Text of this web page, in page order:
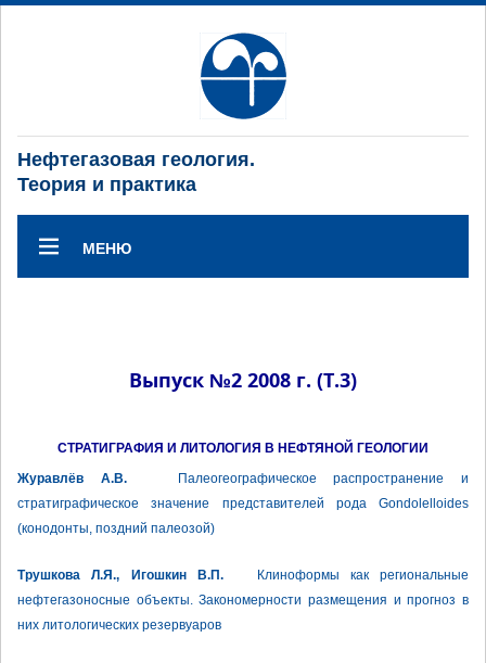
Нефтегазовая геология.
Теория и практика
МЕНЮ
Выпуск №2 2008 г. (Т.3)
СТРАТИГРАФИЯ И ЛИТОЛОГИЯ В НЕФТЯНОЙ ГЕОЛОГИИ
Журавлёв А.В.Палеогеографическое распространение и
стратиграфическое значение представителей рода Gondolelloides
(конодонты, поздний палеозой)
Трушкова Л.Я., Игошкин В.П.Клиноформы как региональные
нефтегазоносные объекты. Закономерности размещения и прогноз в
них литологических резервуаров